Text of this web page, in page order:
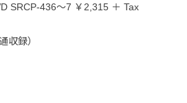
SRCP-436～7 ￥2,315 ＋ Tax
収録）